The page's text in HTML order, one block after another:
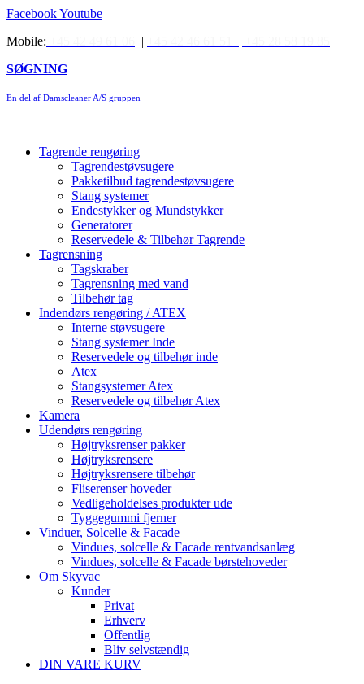
Videre
indhold
FacebookYoutube
Mobile:
|
SØGNING
En del af Damscleaner A/S gruppen
Tagrende rengøring
Tagrendestøvsugere
Pakketilbud tagrendestøvsugere
Stang systemer
Endestykker og Mundstykker
Generatorer
Reservedele & Tilbehør Tagrende
Tagrensning
Tagskraber
Tagrensning med vand
Tilbehør tag
Indendørs rengøring / ATEX
Interne støvsugere
Stang systemer Inde
Reservedele og tilbehør inde
Atex
Stangsystemer Atex
Reservedele og tilbehør Atex
Kamera
Udendørs rengøring
Højtryksrenser pakker
Højtryksrensere
Højtryksrensere tilbehør
Fliserenser hoveder
Vedligeholdelses produkter ude
Tyggegummi fjerner
Vinduer, Solcelle & Facade
Vindues, solcelle & Facade rentvandsanlæg
Vindues, solcelle & Facade børstehoveder
Om Skyvac
Kunder
Privat
Erhverv
Offentlig
Bliv selvstændig
DIN VARE KURV